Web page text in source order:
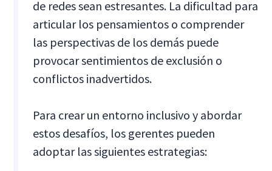
de redes sean estresantes. La dificultad para
articular los pensamientos o comprender
las perspectivas de los demás puede
provocar sentimientos de exclusión o
conflictos inadvertidos.
Para crear un entorno inclusivo y abordar
estos desafíos, los gerentes pueden
adoptar las siguientes estrategias: